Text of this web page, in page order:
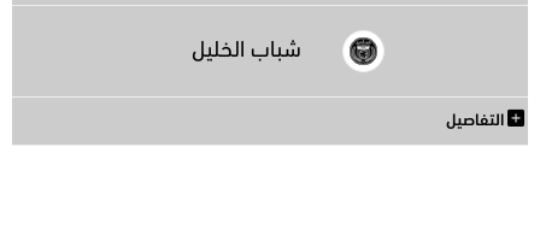
شباب الخليل
التفاصيل